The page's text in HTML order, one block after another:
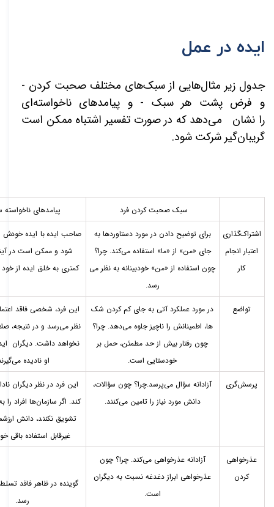
ایده در عمل
جدول زیر مثال­‌هایی از سبک­‌های مختلف صحبت کردن -
و فرض پشت هر سبک - و پیامدهای ناخواسته‌­ای
را نشان‌ می­‌دهد که در صورت تفسیر اشتباه ممکن است
گریبان­‌گیر شرکت شود.
سبک صحبت کردن فرد پیامدهای
اشتراک‌گذاری
اعتبار انجام
کار
برای توضیح دادن در مورد دستاوردها به
جای «من» از «ما» استفاده می­‌کند. چرا؟
چون استفاده از «من» خودبینانه به نظر می­‌
رسد.
شود و ممکن است در
کمتری به خلق ایده از
تواضع
در مورد عملکرد آتی به جای کم کردن شک­‌
ها، اطمینانش را ناچیز جلوه می‌­دهد. چرا؟
چون رفتار بیش از حد مطمئن، حمل بر
خودستایی است.
این فرد، شخصی فاقد
نظر می­‌رسد و در نتیجه،
نخواهد داشت. دیگران
او نادیده
پرسش‌گری آزادانه سؤال می­‌پرسد.چرا؟ چون سؤالات،
دانش مورد نیاز را تامین می‌­کنند.
این فرد در نظر دیگران
کند. اگر سازمان­‌ها افراد
تشویق نکنند، دانش
غیرقابل استفاده باقی
عذرخواهی
کردن
آزادانه عذرخواهی می­‌کند. چرا؟ چون
عذرخواهی ابراز دغدغه نسبت به دیگران
است.
گوینده در ظاهر فاقد
رسد.